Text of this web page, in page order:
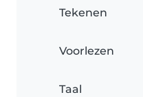
Tekenen
Voorlezen
Taal